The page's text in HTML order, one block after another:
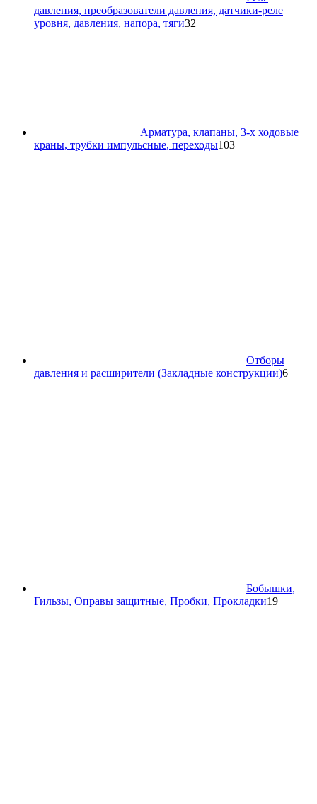
давления, преобразователи давления, датчики-реле
уровня, давления, напора, тяги32
Арматура, клапаны, 3-х ходовые
краны, трубки импульсные, переходы103103
Отборы
давления и расширители (Закладные конструкции)66
Бобышки,
Гильзы, Оправы защитные, Пробки, Прокладки1919